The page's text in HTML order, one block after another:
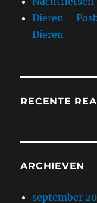
Dieren –
Dieren
RECENTE
ARCHIEVEN
september